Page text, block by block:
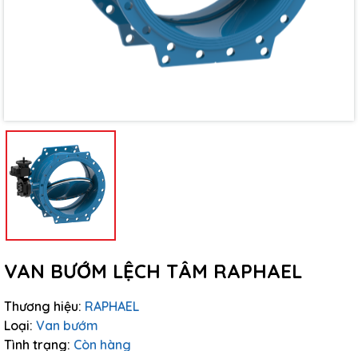
VAN BƯỚM LỆCH TÂM RAPHAEL
Thương hiệu: RAPHAEL
Loại: Van bướm
Tình trạng: Còn hàng